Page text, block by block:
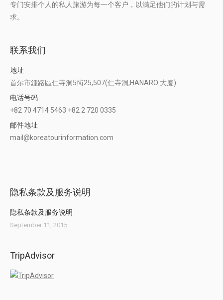
专门安排个人的私人旅游为每一个客户，以满足他们的计划与需
求。
联系我们
地址
首尔市鍾路區仁寺洞5街25,507(仁寺洞,HANARO 大厦)
电话号码
+82 70 4714 5463 +82 2 720 0335
邮件地址
mail@koreatourinformation.com
隐私条款及服务说明
隐私条款及服务说明
September 11, 2015
TripAdvisor